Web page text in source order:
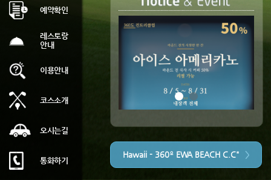
예약확인
레스토랑
안내
이용안내
코스소개
오시는길
통화하기
Hawaii - 360º EWA BEACH C.C"